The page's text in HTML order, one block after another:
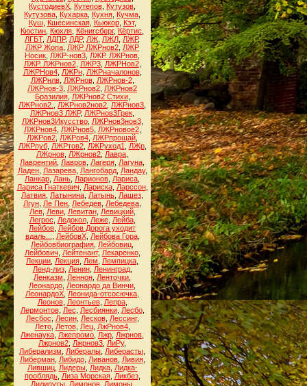
КустодиевХ Кутепов Кутузов
Кутузова Кухарка Кухня Кучма
Куш
Кшесинская, Кьюкор, Кэт,
Кюстин Кюхля Кёнигсберг, Кёртис
ЛГБТ, ЛДПР, ЛДР, ЛЖ ЛЖЛ ЛЖР,
ЛЖР Жопа ЛЖР ЛЖРнов2 ЛЖР
Носик ЛЖР-нов3 ЛЖР. ЛЖРнов
ЛЖР. ЛЖРнов2, ЛЖР3, ЛЖРНов2,
ЛЖРНов4, ЛЖРн, ЛЖРначалонов,
ЛЖРнлв, ЛЖРнов, ЛЖРнов-2,
ЛЖРнов-3 ЛЖРнов2 ЛЖРнов2
Бразилия, ЛЖРнов2 Стихи,
ЛЖРнов2.
ЛЖРнов2нов2 ЛЖРнов3
ЛЖРнов3 ЛЖР, ЛЖРнов3Грек
ЛЖРнов3Икусство, ЛЖРнов3нов3,
ЛЖРнов4, ЛЖРнов5, ЛЖРновое2,
ЛЖРов2 ЛЖРов4 ЛЖРпрощай
ЛЖРпуб, ЛЖРтов2, ЛЖРуход1 ЛЖр,
ЛЖрнов ЛЖрнов2 Лавра
Лаврентий Лавров Лагеря Лагуна
Ладен, Лазарева, Лангобард, Ландау,
Ланкар Лань Ларионов Лариса
Лариса Гнаткевич
Лариска, Ларссон,
Латвия Латынина Латынь Лашез
Лгун Ле Пен Лебедев Лебедева
Лев, Леви, Левитан, Левицкий,
Легрос
Ледокол, Леже, Лейба,
Лейбов Лейбов Дорога уходит
вдаль...
ЛейбовХ, Лейбова Гора,
Лейбовбиография Лейбовиц
Лейбович
Лейтенант, Лекаренко,
Лекции Лекция Лем Лемпицка
Ленд-лиз, Ленин, Ленинград,
Ленказм
Леннон Ленточки
Леонардо Леонардо да Винчи
ЛеонардоХ Леонида-отсосючка
Леонов, Леонтьев, Лепра,
Лермонтов, Лес Лесбиянки, Лесбо,
Лесбос
Лесин, Лесков, Лессинг,
Лето, Летов, Лец, ЛжРнов4,
Лженаука Лжепромо Лжр Лжрнов
Лжрнов2 Лжрнов3 ЛиРу,
Либерализм
Либералы Либерасты
Либерман, Либидо, Ливанов, Ливия,
Лившиц, Лидеры, Лидка, Лидка-
проблядь, Лиза Морская, Ликбез,
Лилипуты, Лимонов, Лимоны,